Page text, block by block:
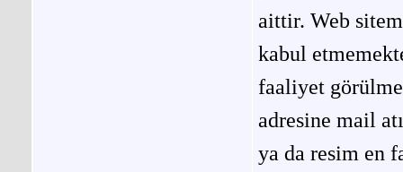
aittir. Web
kabul
faaliyet
adresine mail
ya da resim en